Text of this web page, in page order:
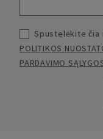
Spustelėkite čia
POLITIKOS
PARDAVIMO